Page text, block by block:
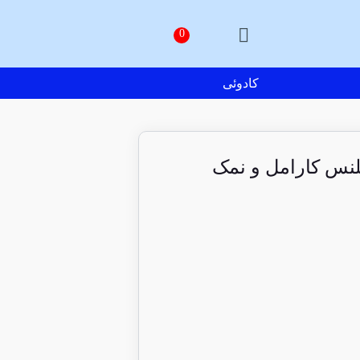
کادوئی
کارامل و نمک